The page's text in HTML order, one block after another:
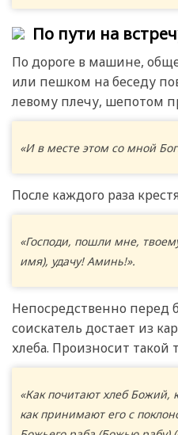
По пути на
По дороге в машине,
или пешком на беседу
левому плечу, шепотом
«И в месте этом со мной
После каждого раза
«Господи, пошли мне,
имя), удачу! Аминь!».
Непосредственно перед
соискатель достает из
хлеба. Произносит такой
«Как почитают хлеб Божий,
как принимают его с